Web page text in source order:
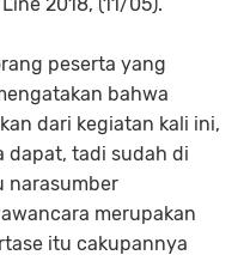
peserta yang
bahwa
dari kegiatan kali ini,
dapat, tadi sudah di
narasumber
merupakan
itu cakupannya